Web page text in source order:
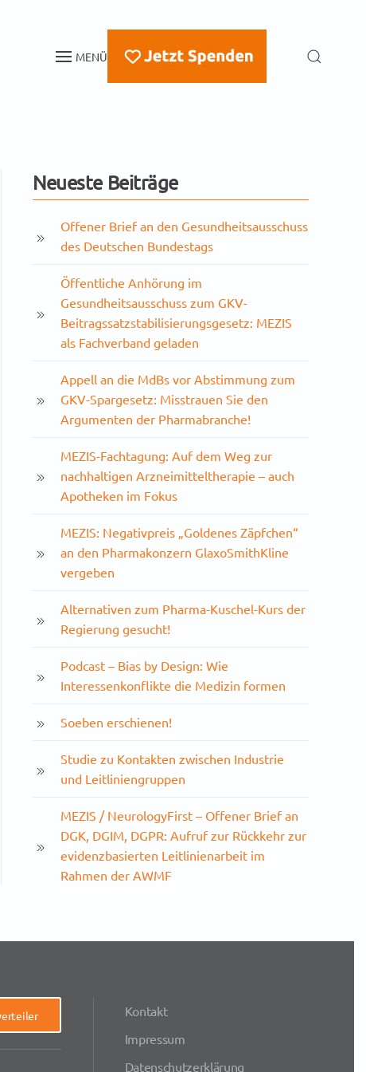
MENÜ
Neueste Beiträge
Offener Brief an den Gesundheitsausschuss
des Deutschen Bundestags
Öffentliche Anhörung im
Gesundheitsausschuss zum GKV-
Beitragssatzstabilisierungsgesetz: MEZIS
als Fachverband geladen
Appell an die MdBs vor Abstimmung zum
GKV-Spargesetz: Misstrauen Sie den
Argumenten der Pharmabranche!
MEZIS-Fachtagung: Auf dem Weg zur
nachhaltigen Arzneimitteltherapie – auch
Apotheken im Fokus
MEZIS: Negativpreis „Goldenes Zäpfchen“
an den Pharmakonzern GlaxoSmithKline
vergeben
Alternativen zum Pharma-Kuschel-Kurs der
Regierung gesucht!
Podcast – Bias by Design: Wie
Interessenkonflikte die Medizin formen
Soeben erschienen!
Studie zu Kontakten zwischen Industrie
und Leitliniengruppen
MEZIS / NeurologyFirst – Offener Brief an
DGK, DGIM, DGPR: Aufruf zur Rückkehr zur
evidenzbasierten Leitlinienarbeit im
Rahmen der AWMF
Kontakt
Impressum
Datenschutzerklärung